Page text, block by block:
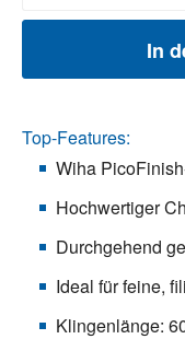
In
Top-Features:
Wiha
Hochwertiger
Durchgehend
Ideal für feine,
Klingenlänge: